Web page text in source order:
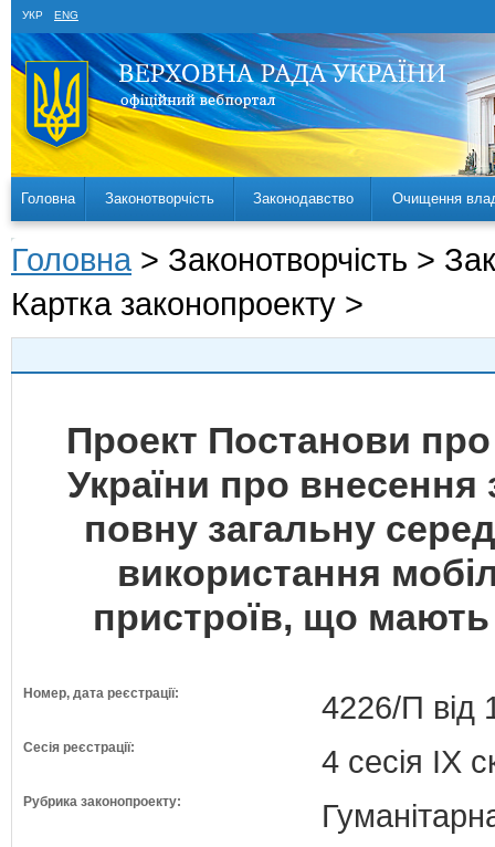
УКР ENG
Головна Законотворчість Законодавство Очищення
Головна > Законотворчість >
Картка законопроекту >
Проект Постанови
України про внесення
повну загальну
використання
пристроїв, що мають
Номер, дата реєстрації: 4226/П від
Сесія реєстрації: 4 сесія IX
Рубрика законопроекту: